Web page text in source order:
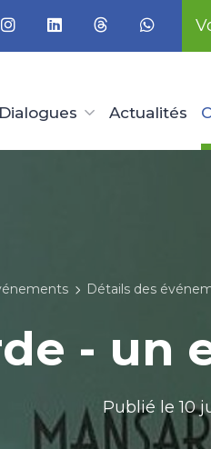
Dialogues Actualités
Détails des
- un
Publié le10